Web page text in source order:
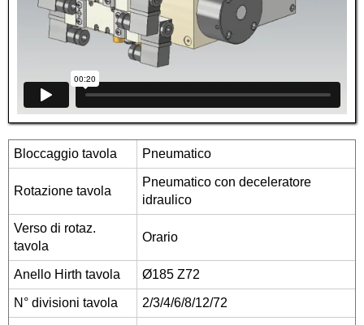
Bloccaggio tavola Pneumatico
Rotazione tavola
Pneumatico con deceleratore
idraulico
Verso di rotaz.
tavola
Orario
Anello Hirth tavola Ø185 Z72
N° divisioni tavola 2/3/4/6/8/12/72